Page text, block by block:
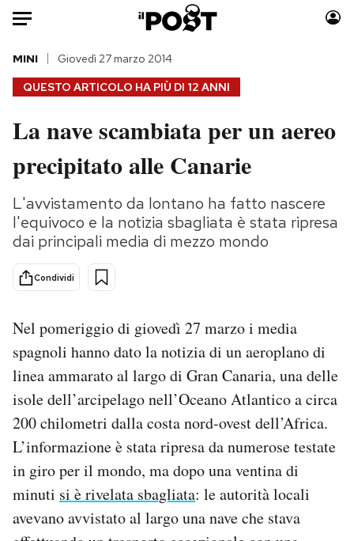
HOME
Italia
Politica
Tecnologia
Internet
Scienza
Cultura
Economia
Moda
Consumismi
Storie/Idee
Ok Boomer!
Media
PODCAST
NEWSLETTER
I MIEI PREFERITI
QUESTO ARTICOLO HA PIÙ DI 12 ANNI
MINI Giovedì 27 marzo 2014
La nave scambiata per un aereo
precipitato alle Canarie
L'avvistamento da lontano ha fatto nascere
l'equivoco e la notizia sbagliata è stata ripresa
dai principali media di mezzo mondo
Condividi
Nel pomeriggio di giovedì 27 marzo i media
spagnoli hanno dato la notizia di un aeroplano di
linea ammarato al largo di Gran Canaria, una delle
isole dell’arcipelago nell’Oceano Atlantico a circa
200 chilometri dalla costa nord-ovest dell’Africa.
L’informazione è stata ripresa da numerose testate
in giro per il mondo, ma dopo una ventina di
minuti si è rivelata sbagliata: le autorità locali
avevano avvistato al largo una nave che stava